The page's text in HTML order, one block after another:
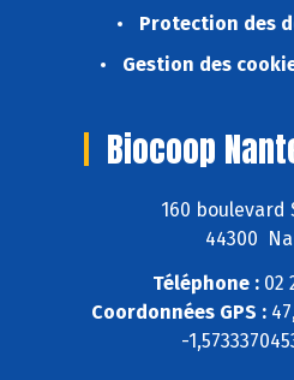
Protection des
Gestion des
Biocoop
160 boulevard
44300
Téléphone :02
Coordonnées GPS :
-